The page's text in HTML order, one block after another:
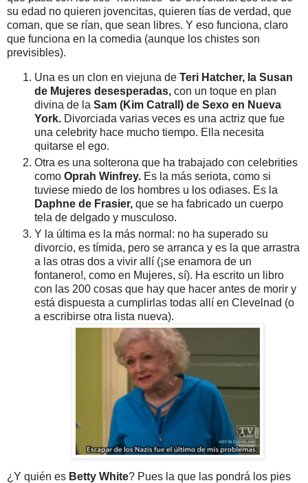
su edad no quieren jovencitas, quieren tías de verdad, que
coman, que se rían, que sean libres. Y eso funciona, claro
que funciona en la comedia (aunque los chistes son
previsibles).
Una es un clon en viejuna de Teri Hatcher, la Susan
de Mujeres desesperadas, con un toque en plan
divina de la Sam (Kim Catrall) de Sexo en Nueva
York. Divorciada varias veces es una actriz que fue
una celebrity hace mucho tiempo. Ella necesita
quitarse el ego.
Otra es una solterona que ha trabajado con celebrities
como Oprah Winfrey. Es la más seriota, como si
tuviese miedo de los hombres u los odiases. Es la
Daphne de Frasier, que se ha fabricado un cuerpo
tela de delgado y musculoso.
Y la última es la más normal: no ha superado su
divorcio, es tímida, pero se arranca y es la que arrastra
a las otras dos a vivir allí (¡se enamora de un
fontanero!, como en Mujeres, sí). Ha escrito un libro
con las 200 cosas que hay que hacer antes de morir y
está dispuesta a cumplirlas todas allí en Clevelnad (o
a escribirse otra lista nueva).
¿Y quién es Betty White? Pues la que las pondrá los pies